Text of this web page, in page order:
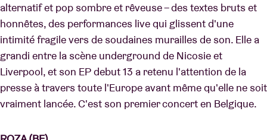
alternatif et pop sombre et rêveuse – des textes bruts et
honnêtes, des performances live qui glissent d'une
intimité fragile vers de soudaines murailles de son. Elle a
grandi entre la scène underground de Nicosie et
Liverpool, et son EP debut 13 a retenu l'attention de la
presse à travers toute l'Europe avant même qu'elle ne soit
vraiment lancée. C'est son premier concert en Belgique.